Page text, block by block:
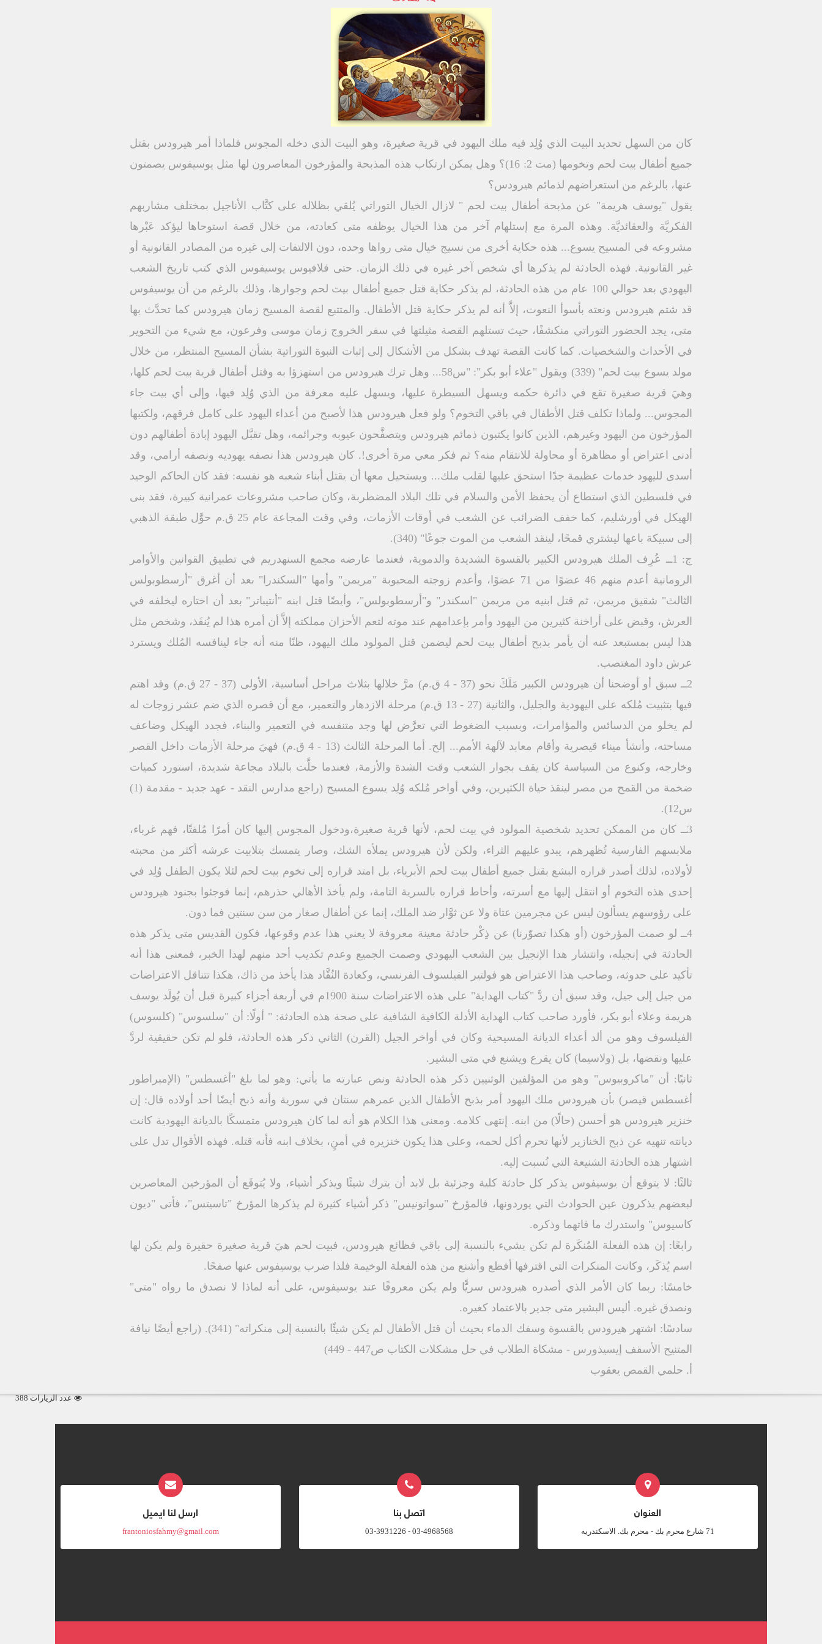
كان من السهل تحديد البيت الذي وُلِد فيه ملك اليهود في قرية صغيرة، وهو البيت الذي دخله المجوس فلماذا أمر هيرودس بقتل
جميع أطفال بيت لحم وتخومها (مت 2: 16)؟ وهل يمكن ارتكاب هذه المذبحة والمؤرخون المعاصرون لها مثل يوسيفوس يصمتون
عنها، بالرغم من استعراضهم لذمائم هيرودس؟
يقول "يوسف هريمة" عن مذبحة أطفال بيت لحم " لازال الخيال التوراتي يُلقي بظلاله على كتَّاب الأناجيل بمختلف مشاربهم
الفكريَّة والعقائديَّة. وهذه المرة مع إستلهام آخر من هذا الخيال يوظفه متى كعادته، من خلال قصة استوحاها ليؤكد عَبْرها
مشروعه في المسيح يسوع... هذه حكاية أخرى من نسيج خيال متى رواها وحده، دون الالتفات إلى غيره من المصادر القانونية أو
غير القانونية. فهذه الحادثة لم يذكرها أي شخص آخر غيره في ذلك الزمان. حتى فلافيوس يوسيفوس الذي كتب تاريخ الشعب
اليهودي بعد حوالي 100 عام من هذه الحادثة، لم يذكر حكاية قتل جميع أطفال بيت لحم وجوارها، وذلك بالرغم من أن يوسيفوس
قد شتم هيرودس ونعته بأسوأ النعوت، إلاَّ أنه لم يذكر حكاية قتل الأطفال. والمتتبع لقصة المسيح زمان هيرودس كما تحدَّث بها
متى، يجد الحضور التوراتي منكشفًا، حيث تستلهم القصة مثيلتها في سفر الخروج زمان موسى وفرعون، مع شيء من التحوير
في الأحداث والشخصيات. كما كانت القصة تهدف بشكل من الأشكال إلى إثبات النبوة التوراتية بشأن المسيح المنتظر، من خلال
مولد يسوع بيت لحم" (339) ويقول "علاء أبو بكر": "س58... وهل ترك هيرودس من استهزؤا به وقتل أطفال قرية بيت لحم كلها،
وهيَ قرية صغيرة تقع في دائرة حكمه ويسهل السيطرة عليها، ويسهل عليه معرفة من الذي وُلِد فيها، وإلى أي بيت جاء
المجوس... ولماذا تكلف قتل الأطفال في باقي التخوم؟ ولو فعل هيرودس هذا لأصبح من أعداء اليهود على كامل فرقهم، ولكتبها
المؤرخون من اليهود وغيرهم، الذين كانوا يكتبون ذمائم هيرودس ويتصفَّحون عيوبه وجرائمه، وهل تقبَّل اليهود إبادة أطفالهم دون
أدنى اعتراض أو مظاهرة أو محاولة للانتقام منه؟ ثم فكر معي مرة أخرى!. كان هيرودس هذا نصفه يهوديه ونصفه أرامي، وقد
أسدى لليهود خدمات عظيمة جدًا استحق عليها لقلب ملك... ويستحيل معها أن يقتل أبناء شعبه هو نفسه: فقد كان الحاكم الوحيد
في فلسطين الذي استطاع أن يحفظ الأمن والسلام في تلك البلاد المضطربة، وكان صاحب مشروعات عمرانية كبيرة، فقد بنى
الهيكل في أورشليم، كما خفف الضرائب عن الشعب في أوقات الأزمات، وفي وقت المجاعة عام 25 ق.م حوَّل طبقة الذهبي
إلى سبيكة باعها ليشتري قمحًا، لينقذ الشعب من الموت جوعًا" (340).
ج: 1ــ عُرِف الملك هيرودس الكبير بالقسوة الشديدة والدموية، فعندما عارضه مجمع السنهدريم في تطبيق القوانين والأوامر
الرومانية أعدم منهم 46 عضوًا من 71 عضوًا، وأعدم زوجته المحبوبة "مريمن" وأمها "السكندرا" بعد أن أغرق "أرسطوبولس
الثالث" شقيق مريمن، ثم قتل ابنيه من مريمن "اسكندر" و"أرسطوبولس"، وأيضًا قتل ابنه "أنتيباتر" بعد أن اختاره ليخلفه في
العرش، وقبض على أراخنة كثيرين من اليهود وأمر بإعدامهم عند موته لتعم الأحزان مملكته إلاَّ أن أمره هذا لم يُنفَذ، وشخص مثل
هذا ليس بمستبعد عنه أن يأمر بذبح أطفال بيت لحم ليضمن قتل المولود ملك اليهود، ظنًا منه أنه جاء لينافسه المُلك ويسترد
عرش داود المغتصب.
2ــ سبق أو أوضحنا أن هيرودس الكبير مَلَكَ نحو (37 - 4 ق.م) مرَّ خلالها بثلاث مراحل أساسية، الأولى (37 - 27 ق.م) وقد اهتم
فيها بتثبيت مُلكه على اليهودية والجليل، والثانية (27 - 13 ق.م) مرحلة الازدهار والتعمير، مع أن قصره الذي ضم عشر زوجات له
لم يخلو من الدسائس والمؤامرات، وبسبب الضغوط التي تعرَّض لها وجد متنفسه في التعمير والبناء، فجدد الهيكل وضاعف
مساحته، وأنشأ ميناء قيصرية وأقام معابد لآلهة الأمم... إلخ. أما المرحلة الثالث (13 - 4 ق.م) فهيَ مرحلة الأزمات داخل القصر
وخارجه، وكنوع من السياسة كان يقف بجوار الشعب وقت الشدة والأزمة، فعندما حلَّت بالبلاد مجاعة شديدة، استورد كميات
ضخمة من القمح من مصر لينقذ حياة الكثيرين، وفي أواخر مُلكه وُلِد يسوع المسيح (راجع مدارس النقد - عهد جديد - مقدمة (1)
س12).
3ــ كان من الممكن تحديد شخصية المولود في بيت لحم، لأنها قرية صغيرة،ودخول المجوس إليها كان أمرًا مُلفتًا، فهم غرباء،
ملابسهم الفارسية تُظهرهم، يبدو عليهم الثراء، ولكن لأن هيرودس يملأه الشك، وصار يتمسك بتلابيت عرشه أكثر من محبته
لأولاده، لذلك أصدر قراره البشع بقتل جميع أطفال بيت لحم الأبرياء، بل امتد قراره إلى تخوم بيت لحم لئلا يكون الطفل وُلِد في
إحدى هذه التخوم أو انتقل إليها مع أسرته، وأحاط قراره بالسرية التامة، ولم يأخذ الأهالي حذرهم، إنما فوجئوا بجنود هيرودس
على رؤوسهم يسألون ليس عن مجرمين عتاة ولا عن ثوَّار ضد الملك، إنما عن أطفال صغار من سن سنتين فما دون.
4ــ لو صمت المؤرخون (أو هكذا تصوّرنا) عن ذِكْر حادثة معينة معروفة لا يعني هذا عدم وقوعها، فكون القديس متى يذكر هذه
الحادثة في إنجيله، وانتشار هذا الإنجيل بين الشعب اليهودي وصمت الجميع وعدم تكذيب أحد منهم لهذا الخبر، فمعنى هذا أنه
تأكيد على حدوثه، وصاحب هذا الاعتراض هو فولتير الفيلسوف الفرنسي، وكعادة النُقَّاد هذا يأخذ من ذاك، هكذا تتناقل الاعتراضات
من جيل إلى جيل، وقد سبق أن ردَّ "كتاب الهداية" على هذه الاعتراضات سنة 1900م في أربعة أجزاء كبيرة قبل أن يُولَد يوسف
هريمة وعلاء أبو بكر، فأورد صاحب كتاب الهداية الأدلة الكافية الشافية على صحة هذه الحادثة: " أولًا: أن "سلسوس" (كلسوس)
الفيلسوف وهو من ألد أعداء الديانة المسيحية وكان في أواخر الجيل (القرن) الثاني ذكر هذه الحادثة، فلو لم تكن حقيقية لردَّ
عليها ونقضها، بل (ولاسيما) كان يقرع ويشنع في متى البشير.
ثانيًا: أن "ماكروبيوس" وهو من المؤلفين الوثنيين ذكر هذه الحادثة ونص عبارته ما يأتي: وهو لما بلغ "أغسطس" (الإمبراطور
أغسطس قيصر) بأن هيرودس ملك اليهود أمر بذبح الأطفال الذين عمرهم سنتان في سورية وأنه ذبح أيضًا أحد أولاده قال: إن
خنزير هيرودس هو أحسن (حالًا) من ابنه. إنتهى كلامه. ومعنى هذا الكلام هو أنه لما كان هيرودس متمسكًا بالديانة اليهودية كانت
ديانته تنهيه عن ذبح الخنازير لأنها تحرم أكل لحمه، وعلى هذا يكون خنزيره في أمنٍ، بخلاف ابنه فأنه قتله. فهذه الأقوال تدل على
اشتهار هذه الحادثة الشنيعة التي نُسبت إليه.
ثالثًا: لا يتوقع أن يوسيفوس يذكر كل حادثة كلية وجزئية بل لابد أن يترك شيئًا ويذكر أشياء، ولا يُتوقَع أن المؤرخين المعاصرين
لبعضهم يذكرون عين الحوادث التي يوردونها، فالمؤرخ "سواتونيس" ذكر أشياء كثيرة لم يذكرها المؤرخ "تاسيتس"، فأتى "ديون
كاسيوس" واستدرك ما فاتهما وذكره.
رابعًا: إن هذه الفعلة المُنكَرة لم تكن بشيء بالنسبة إلى باقي فظائع هيرودس، فبيت لحم هيَ قرية صغيرة حقيرة ولم يكن لها
اسم يُذكَر، وكانت المنكرات التي اقترفها أفظع وأشنع من هذه الفعلة الوخيمة فلذا ضرب يوسيفوس عنها صفحًا.
خامسًا: ربما كان الأمر الذي أصدره هيرودس سريًَّا ولم يكن معروفًا عند يوسيفوس، على أنه لماذا لا نصدق ما رواه "متى"
ونصدق غيره. أليس البشير متى جدير بالاعتماد كغيره.
سادسًا: اشتهر هيرودس بالقسوة وسفك الدماء بحيث أن قتل الأطفال لم يكن شيئًا بالنسبة إلى منكراته" (341). (راجع أيضًا نيافة
المتنيح الأسقف إيسيذورس - مشكاة الطلاب في حل مشكلات الكتاب ص447 - 449)
أ. حلمي القمص يعقوب
عدد الزيارات 388
العنوان
‎71 شارع محرم بك - محرم بك. الاسكندريه
اتصل بنا
03-4968568 - 03-3931226
ارسل لنا ايميل
frantoniosfahmy@gmail.com